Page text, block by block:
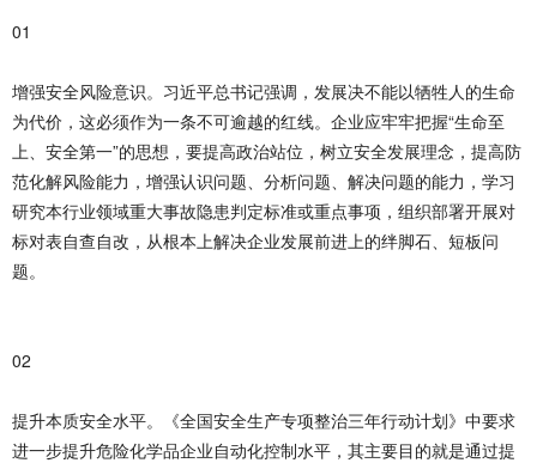
01
增强安全风险意识。习近平总书记强调，发展决不能以牺牲人的生命
为代价，这必须作为一条不可逾越的红线。企业应牢牢把握“生命至
上、安全第一”的思想，要提高政治站位，树立安全发展理念，提高防
范化解风险能力，增强认识问题、分析问题、解决问题的能力，学习
研究本行业领域重大事故隐患判定标准或重点事项，组织部署开展对
标对表自查自改，从根本上解决企业发展前进上的绊脚石、短板问
题。
02
提升本质安全水平。《全国安全生产专项整治三年行动计划》中要求
进一步提升危险化学品企业自动化控制水平，其主要目的就是通过提